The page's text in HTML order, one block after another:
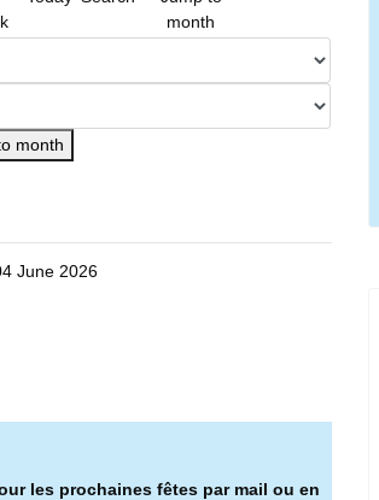
month
month
June 2026
les prochaines fêtes par mail ou en